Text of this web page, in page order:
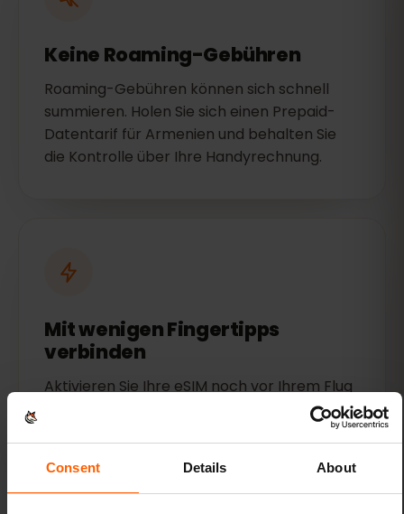
Consent Details About
Keine Roaming-Gebühren
Roaming-Gebühren können sich schnell
summieren. Holen Sie sich einen Prepaid-
Datentarif für Armenien und behalten Sie
die Kontrolle über Ihre Handyrechnung.
Mit wenigen Fingertipps
verbinden
Aktivieren Sie Ihre eSIM noch vor Ihrem Flug
– Ihre Datenverbindung steht Ihnen dann